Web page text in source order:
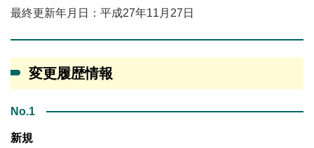
最終更新年月日：平成27年11月27日
変更履歴情報
No.1
新規